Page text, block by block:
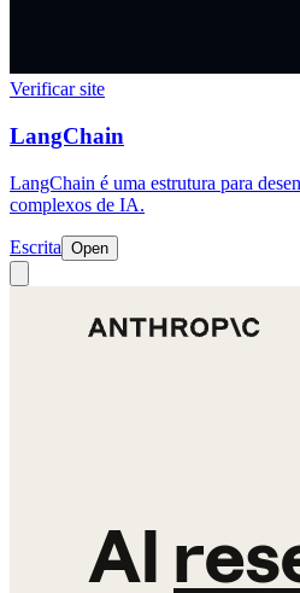
Verificar site
LangChain
LangChain é uma estrutura para
complexos de IA.
Escrita Open